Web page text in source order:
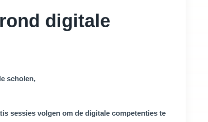
digitale
scholen,
sessies volgen om de digitale competenties te